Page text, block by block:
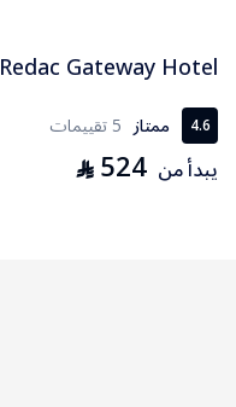
Redac Gateway Hotel
4.6 ممتاز 5 تقييمات
يبدأ من 524
⃁